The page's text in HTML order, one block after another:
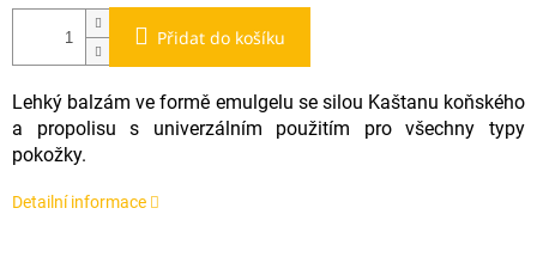
Přidat do košíku
Lehký balzám ve formě emulgelu se silou Kaštanu koňského
a propolisu s univerzálním použitím pro všechny typy
pokožky.
Detailní informace